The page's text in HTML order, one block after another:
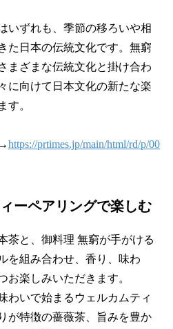
いずれも、季節の移ろいや相
た日本の伝統文化です。無窮
まざまな伝統文化と掛け合わ
に向けて日本文化の新たな楽
す。
https://prtimes.jp/main/html/rd/p/00
ーペアリングで楽しむ
茶と、御料理 無窮が手がける
を組み合わせ、香り、味わ
お楽しみいただきます。
わいで始まるウェルカムティ
が特徴の薔薇茶、旨みを豊か